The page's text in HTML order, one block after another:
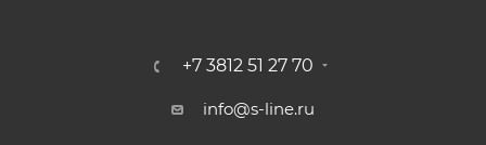
+7 3812 51 27 70
info@s-line.ru